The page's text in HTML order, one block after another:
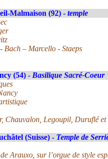
Malmaison (92) - temple
Bach – Marcello - Staeps
(54) - Basilique Sacré-Coeur
Chauvalon, Legoupil, Duruflé et
(Suisse) - Temple de
Arauxo, sur l’orgue de style